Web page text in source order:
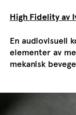
High Fidelity av
En audiovisuell
elementer av
mekanisk